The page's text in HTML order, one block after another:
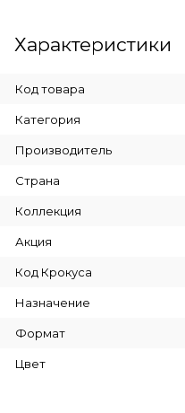
Характеристики
Код товара
Категория
Производитель
Страна
Коллекция
Акция
Код Крокуса
Назначение
Формат
Цвет